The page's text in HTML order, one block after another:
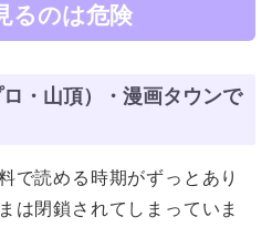
るのは危険
・山頂）・漫画タウンで
で読める時期がずっとあり
は閉鎖されてしまっていま